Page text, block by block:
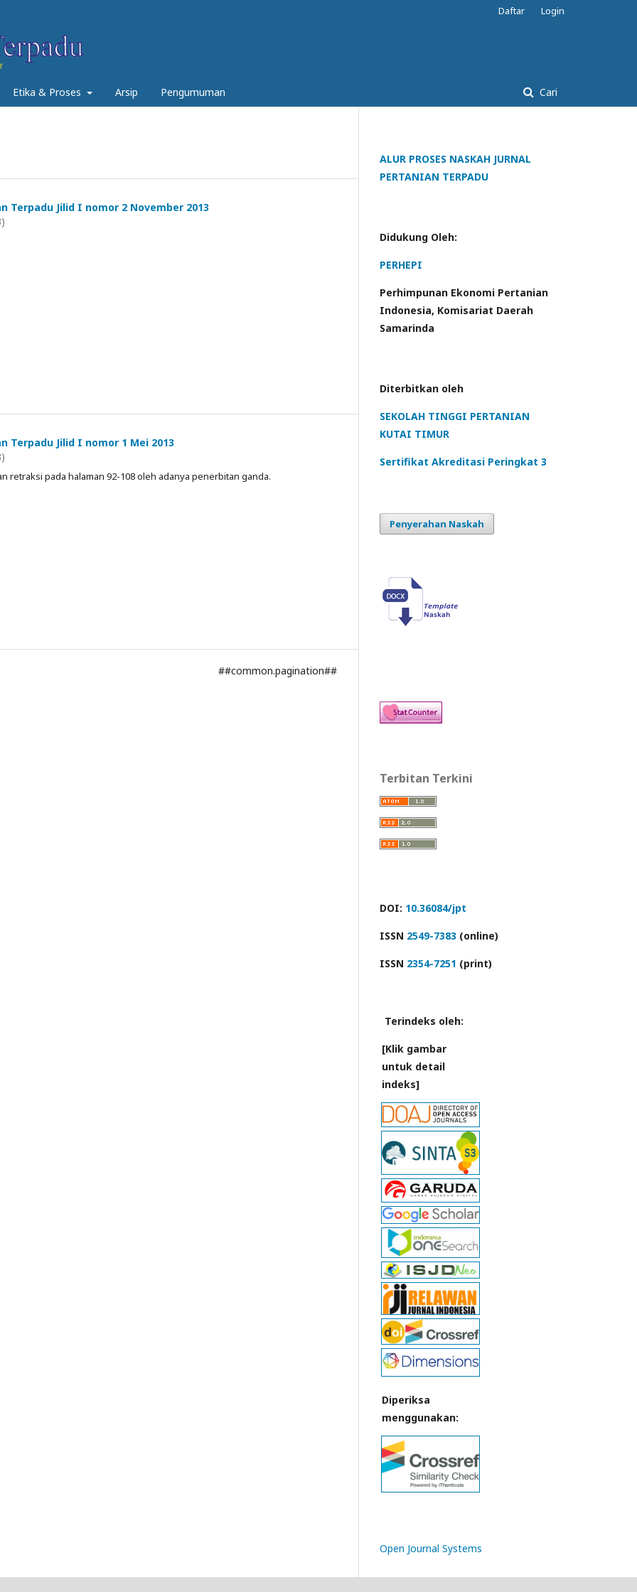
Etika & Proses Arsip Pengumuman Cari
Daftar Login
Terpadu Jilid I nomor 2 November 2013
Terpadu Jilid I nomor 1 Mei 2013
retraksi pada halaman 92-108 oleh adanya penerbitan ganda.
##common.pagination##
ALUR PROSES NASKAH JURNAL
PERTANIAN TERPADU
Didukung Oleh:
PERHEPI
Perhimpunan Ekonomi Pertanian
Indonesia, Komisariat Daerah
Samarinda
Diterbitkan oleh
SEKOLAH TINGGI PERTANIAN
KUTAI TIMUR
Sertifikat Akreditasi Peringkat 3
Penyerahan Naskah
Terbitan Terkini
DOI: 10.36084/jpt
ISSN 2549-7383 (online)
ISSN 2354-7251 (print)
Terindeks oleh:
[Klik gambar
untuk detail
indeks]
Diperiksa
menggunakan:
Open Journal Systems